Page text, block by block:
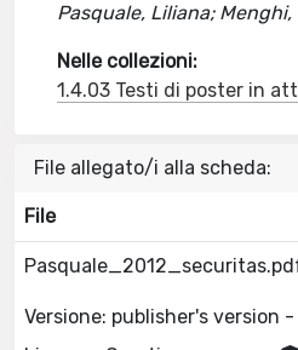
Pasquale, Liliana;
Nelle collezioni:
1.4.03 Testi di poster in
File allegato/i alla scheda:
File
Versione: publisher's version